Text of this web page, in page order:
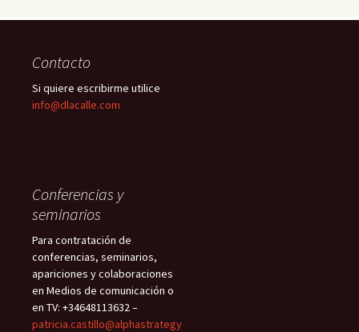
Contacto
Si quiere escribirme utilice
info@dlacalle.com
Conferencias y
seminarios
Para contratación de
conferencias, seminarios,
apariciones y colaboraciones
en Medios de comunicación o
en TV: +34648113632 –
patricia.castillo@alphastrategy